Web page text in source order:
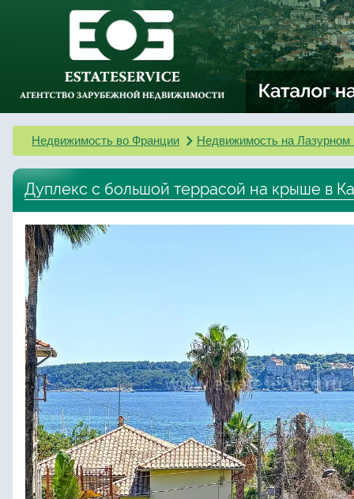
Недвижимость во Франции Недвижимость на Лазурном
Дуплекс с большой террасой на крыше в